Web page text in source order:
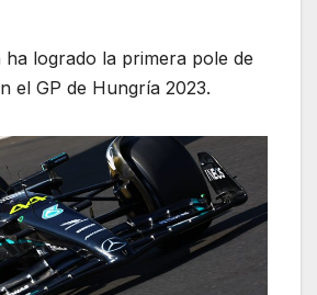
ha logrado la primera pole de
el GP de Hungría 2023.